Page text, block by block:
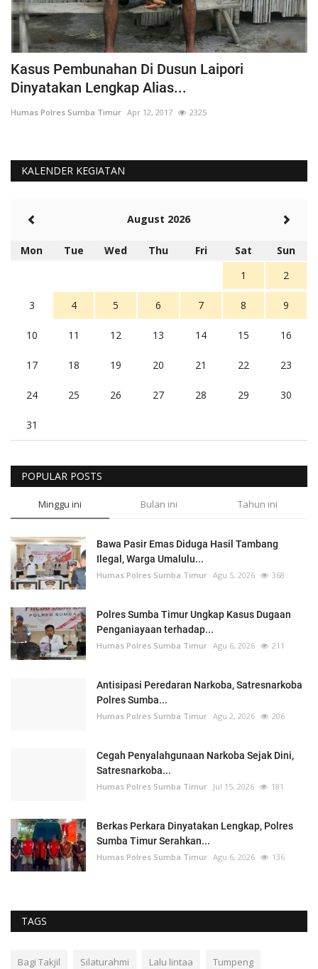
Kasus Pembunahan Di Dusun Laipori
Dinyatakan Lengkap Alias...
Humas Polres Sumba Timur Apr 12, 2017 2325
KALENDER KEGIATAN
August 2026
Mon Tue Wed Thu Fri Sat
Sun
1
2
3 4 5 6 7 8 9
10 11 12 13 14 15 16
17 18 19 20 21 22 23
24 25 26 27 28 29 30
31
POPULAR POSTS
Minggu ini Bulan ini Tahun ini
Bawa Pasir Emas Diduga Hasil Tambang
Ilegal, Warga Umalulu...
Humas Polres Sumba Timur Agu 5, 2026 368
Polres Sumba Timur Ungkap Kasus Dugaan
Penganiayaan terhadap...
Humas Polres Sumba Timur Agu 6, 2026 211
Antisipasi Peredaran Narkoba, Satresnarkoba
Polres Sumba...
Humas Polres Sumba Timur Agu 2, 2026 206
Cegah Penyalahgunaan Narkoba Sejak Dini,
Satresnarkoba...
Humas Polres Sumba Timur Jul 15, 2026 181
Berkas Perkara Dinyatakan Lengkap, Polres
Sumba Timur Serahkan...
Humas Polres Sumba Timur Agu 6, 2026 136
TAGS
Bagi Takjil Silaturahmi Lalu lintaa Tumpeng